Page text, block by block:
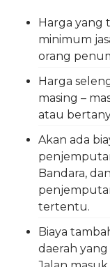
Harga yang
minimum
orang
Harga
masing –
atau
Akan ada
Bandara,
tertentu.
Biaya
daerah